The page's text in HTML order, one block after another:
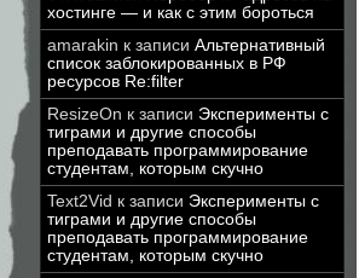
хостинге — и как с этим бороться
amarakin к записи Альтернативный
список заблокированных в РФ
ресурсов Re:filter
ResizeOn к записи Эксперименты с
тиграми и другие способы
преподавать программирование
студентам, которым скучно
Text2Vid к записи Эксперименты с
тиграми и другие способы
преподавать программирование
студентам, которым скучно